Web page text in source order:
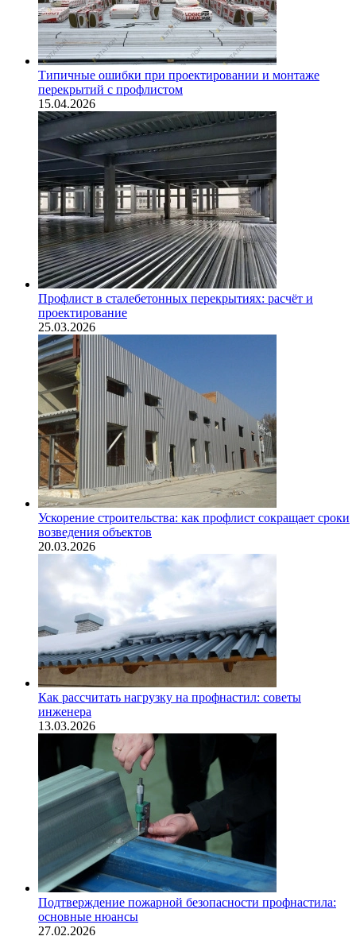
Типичные ошибки при проектировании и монтаже
перекрытий с профлистом
15.04.2026
Профлист в сталебетонных перекрытиях: расчёт и
проектирование
25.03.2026
Ускорение строительства: как профлист сокращает сроки
возведения объектов
20.03.2026
Как рассчитать нагрузку на профнастил: советы
инженера
13.03.2026
Подтверждение пожарной безопасности профнастила:
основные нюансы
27.02.2026